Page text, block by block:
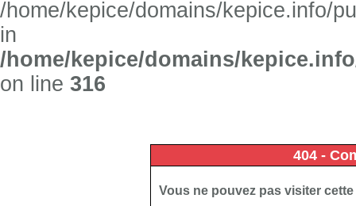
/home/kepice/domains/kepice.info/
in
/home/kepice/domains/
on line 316
404 -
Vous ne pouvez pas visiter